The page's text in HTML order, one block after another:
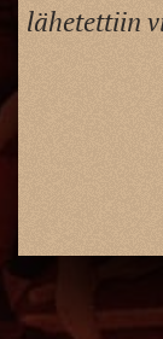
lähetettiin